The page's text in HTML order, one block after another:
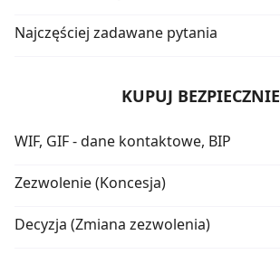
Najczęściej zadawane pytania
KUPUJ BEZPIECZNIE
WIF, GIF - dane kontaktowe, BIP
Zezwolenie (Koncesja)
Decyzja (Zmiana zezwolenia)